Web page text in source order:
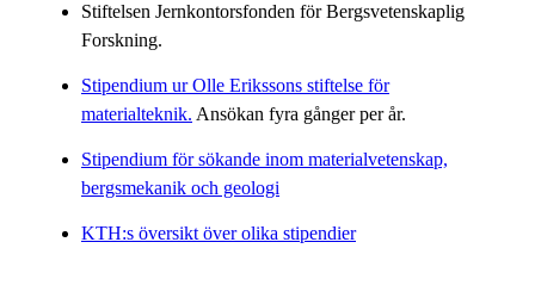
Stiftelsen Jernkontorsfonden för Bergsvetenskaplig
Forskning.
Stipendium ur Olle Erikssons stiftelse för
materialteknik. Ansökan fyra gånger per år.
Stipendium för sökande inom materialvetenskap,
bergsmekanik och geologi
KTH:s översikt över olika stipendier